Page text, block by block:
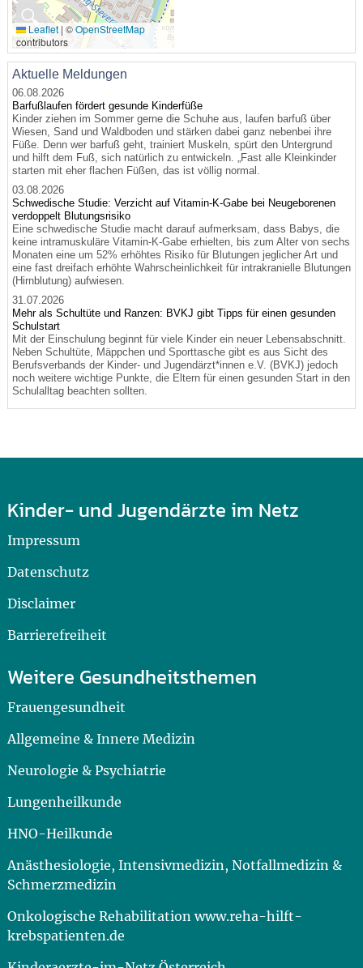
🔍
Leaflet | ©OpenStreetMap
contributors
Aktuelle Meldungen
06.08.2026
Barfußlaufen fördert gesunde Kinderfüße
Kinder ziehen im Sommer gerne die Schuhe aus, laufen barfuß über
Wiesen, Sand und Waldboden und stärken dabei ganz nebenbei ihre
Füße. Denn wer barfuß geht, trainiert Muskeln, spürt den Untergrund
und hilft dem Fuß, sich natürlich zu entwickeln. „Fast alle Kleinkinder
starten mit eher flachen Füßen, das ist völlig normal.
03.08.2026
Schwedische Studie: Verzicht auf Vitamin-K-Gabe bei Neugeborenen
verdoppelt Blutungsrisiko
Eine schwedische Studie macht darauf aufmerksam, dass Babys, die
keine intramuskuläre Vitamin-K-Gabe erhielten, bis zum Alter von sechs
Monaten eine um 52% erhöhtes Risiko für Blutungen jeglicher Art und
eine fast dreifach erhöhte Wahrscheinlichkeit für intrakranielle Blutungen
(Hirnblutung) aufwiesen.
31.07.2026
Mehr als Schultüte und Ranzen: BVKJ gibt Tipps für einen gesunden
Schulstart
Mit der Einschulung beginnt für viele Kinder ein neuer Lebensabschnitt.
Neben Schultüte, Mäppchen und Sporttasche gibt es aus Sicht des
Berufsverbands der Kinder- und Jugendärzt*innen e.V. (BVKJ) jedoch
noch weitere wichtige Punkte, die Eltern für einen gesunden Start in den
Schulalltag beachten sollten.
Kinder- und Jugendärzte im Netz
Impressum
Datenschutz
Disclaimer
Barrierefreiheit
Weitere Gesundheitsthemen
Frauengesundheit
Allgemeine & Innere Medizin
Neurologie & Psychiatrie
Lungenheilkunde
HNO-Heilkunde
Anästhesiologie, Intensivmedizin, Notfallmedizin &
Schmerzmedizin
Onkologische Rehabilitation www.reha-hilft-
krebspatienten.de